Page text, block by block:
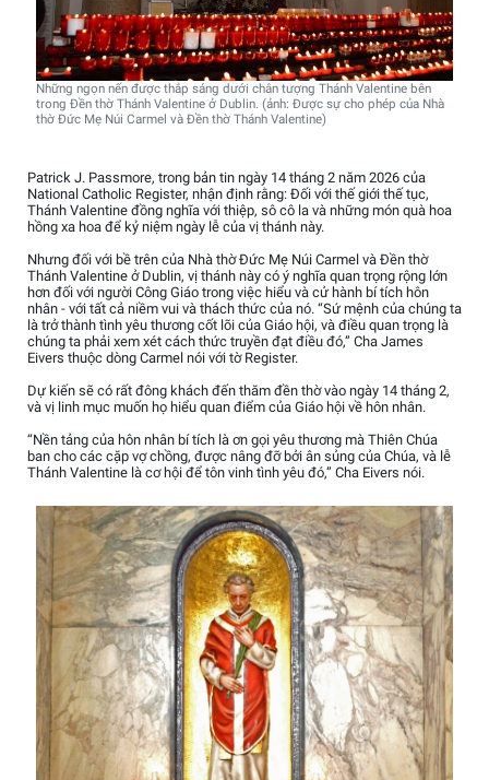
Những ngọn nến được thắp sáng dưới chân tượng Thánh Valentine bên
trong Đền thờ Thánh Valentine ở Dublin. (ảnh: Được sự cho phép của Nhà
thờ Đức Mẹ Núi Carmel và Đền thờ Thánh Valentine)
Patrick J. Passmore, trong bản tin ngày 14 tháng 2 năm 2026 của
National Catholic Register, nhận định rằng: Đối với thế giới thế tục,
Thánh Valentine đồng nghĩa với thiệp, sô cô la và những món quà hoa
hồng xa hoa để kỷ niệm ngày lễ của vị thánh này.
Nhưng đối với bề trên của Nhà thờ Đức Mẹ Núi Carmel và Đền thờ
Thánh Valentine ở Dublin, vị thánh này có ý nghĩa quan trọng rộng lớn
hơn đối với người Công Giáo trong việc hiểu và cử hành bí tích hôn
nhân - với tất cả niềm vui và thách thức của nó. “Sứ mệnh của chúng ta
là trở thành tình yêu thương cốt lõi của Giáo hội, và điều quan trọng là
chúng ta phải xem xét cách thức truyền đạt điều đó,” Cha James
Eivers thuộc dòng Carmel nói với tờ Register.
Dự kiến sẽ có rất đông khách đến thăm đền thờ vào ngày 14 tháng 2,
và vị linh mục muốn họ hiểu quan điểm của Giáo hội về hôn nhân.
“Nền tảng của hôn nhân bí tích là ơn gọi yêu thương mà Thiên Chúa
ban cho các cặp vợ chồng, được nâng đỡ bởi ân sủng của Chúa, và lễ
Thánh Valentine là cơ hội để tôn vinh tình yêu đó,” Cha Eivers nói.